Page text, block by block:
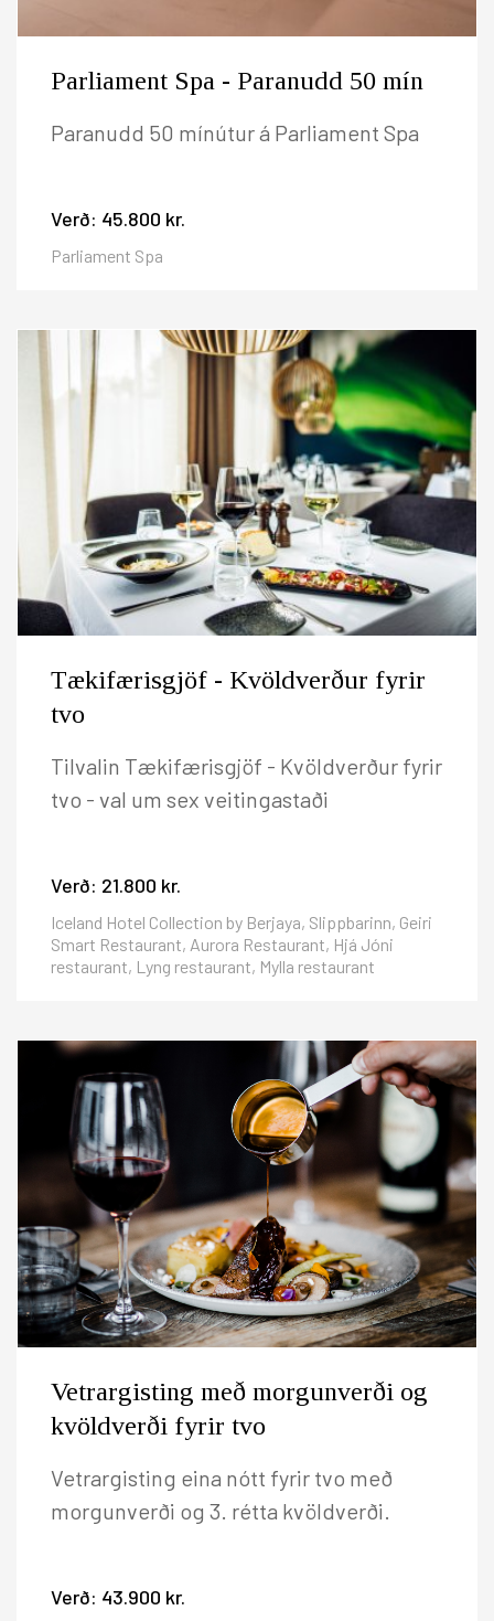
Parliament Spa - Paranudd 50 mín
Paranudd 50 mínútur á Parliament Spa
Verð: 45.800 kr.
Parliament Spa
Tækifærisgjöf - Kvöldverður fyrir
tvo
Tilvalin Tækifærisgjöf - Kvöldverður fyrir
tvo - val um sex veitingastaði
Verð: 21.800 kr.
Iceland Hotel Collection by Berjaya, Slippbarinn, Geiri
Smart Restaurant, Aurora Restaurant, Hjá Jóni
restaurant, Lyng restaurant, Mylla restaurant
Vetrargisting með morgunverði og
kvöldverði fyrir tvo
Vetrargisting eina nótt fyrir tvo með
morgunverði og 3. rétta kvöldverði.
Verð: 43.900 kr.